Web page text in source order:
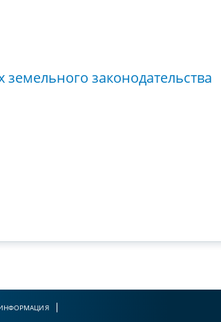
законодательства